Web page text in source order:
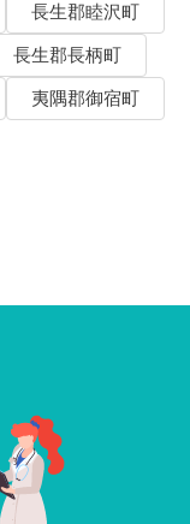
長生郡睦沢町
長生郡長柄町
夷隅郡御宿町